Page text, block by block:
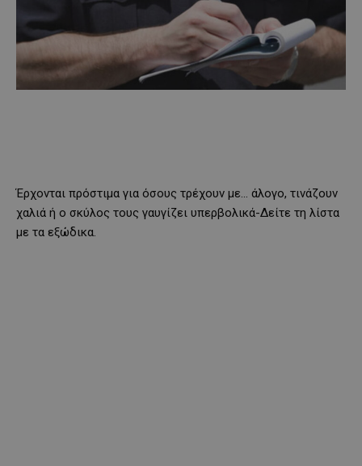
Έρχονται πρόστιμα για όσους τρέχουν με… άλογο, τινάζουν
χαλιά ή ο σκύλος τους γαυγίζει υπερβολικά-Δείτε τη λίστα
με τα εξώδικα.